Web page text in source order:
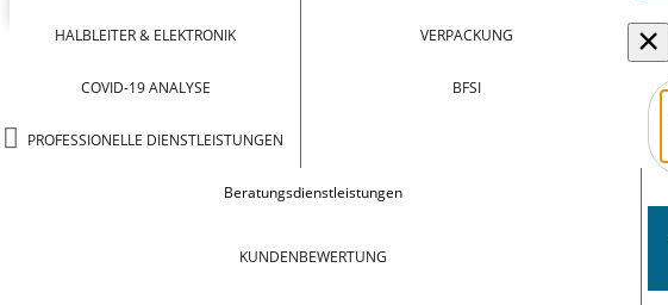
HALBLEITER & ELEKTRONIK
COVID-19 ANALYSE
PROFESSIONELLE DIENSTLEISTUNGEN
VERPACKUNG
BFSI
Beratungsdienstleistungen
KUNDENBEWERTUNG
×